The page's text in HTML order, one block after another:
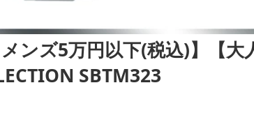
ンズ5万円以下(税込)】【大
SBTM323